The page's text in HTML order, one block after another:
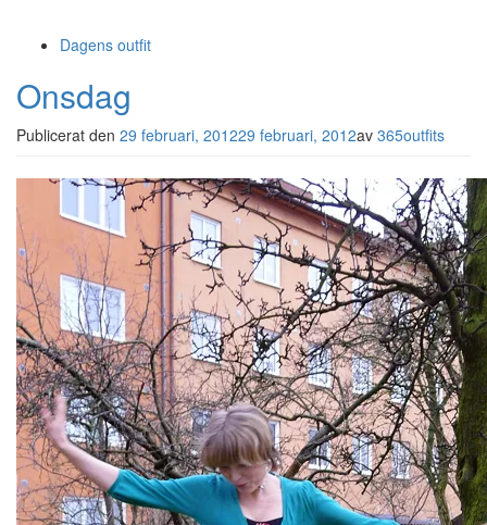
Dagens outfit
Onsdag
Publicerat den 29 februari, 201229 februari, 2012av 365outfits